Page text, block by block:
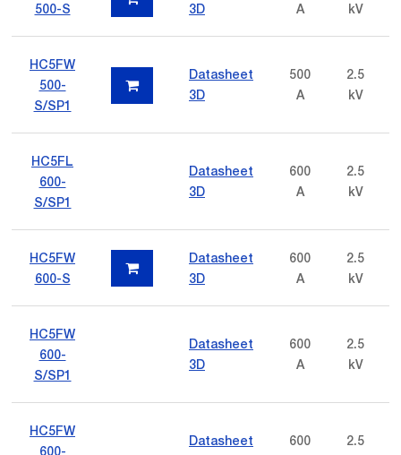
500-S
3D
A
kV
HC5FW
500-
S/SP1
Datasheet
3D
500
A
2.5
kV
HC5FL
600-
S/SP1
Datasheet
3D
600
A
2.5
kV
HC5FW
600-S
Datasheet
3D
600
A
2.5
kV
HC5FW
600-
S/SP1
Datasheet
3D
600
A
2.5
kV
HC5FW
600-
Datasheet
600
2.5